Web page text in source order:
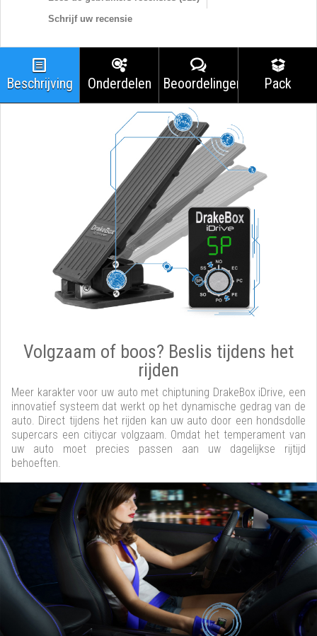
Schrijf uw recensie
Beschrijving Onderdelen Beoordelingen Pack
Volgzaam of boos? Beslis tijdens het
rijden
Meer karakter voor uw auto met chiptuning DrakeBox iDrive, een
innovatief systeem dat werkt op het dynamische gedrag van de
auto. Direct tijdens het rijden kan uw auto door een hondsdolle
supercars een citiycar volgzaam. Omdat het temperament van
uw auto moet precies passen aan uw dagelijkse rijtijd
behoeften.